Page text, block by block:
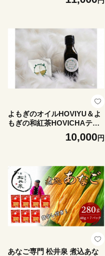
よもぎのオイルHOVIYU＆よ
もぎの和紅茶HOVICHAティ
10,000円
あなご専門 松井泉 煮込あな